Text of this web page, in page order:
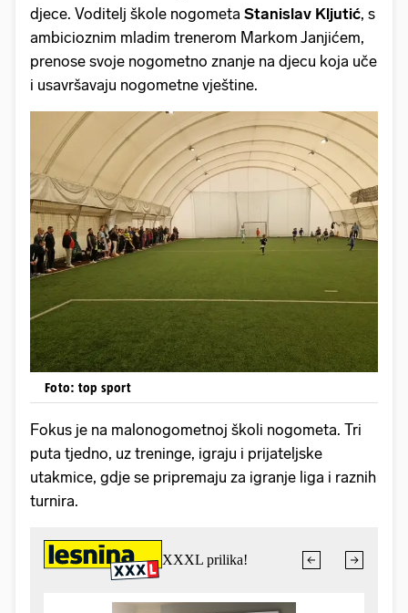
djece. Voditelj škole nogometa Stanislav Kljutić, s
ambicioznim mladim trenerom Markom Janjićem,
prenose svoje nogometno znanje na djecu koja uče
i usavršavaju nogometne vještine.
Foto: top sport
Fokus je na malonogometnoj školi nogometa. Tri
puta tjedno, uz treninge, igraju i prijateljske
utakmice, gdje se pripremaju za igranje liga i raznih
turnira.